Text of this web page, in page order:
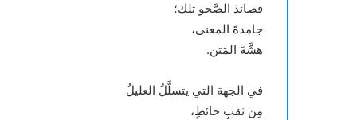
قصائدَ الصَّحو تلك؛
جامدةَ المعنى،
هشَّةَ المَتن.
في الجهة التي يتسلَّلُ العليلُ
مِن ثقبِ حائطٍ،